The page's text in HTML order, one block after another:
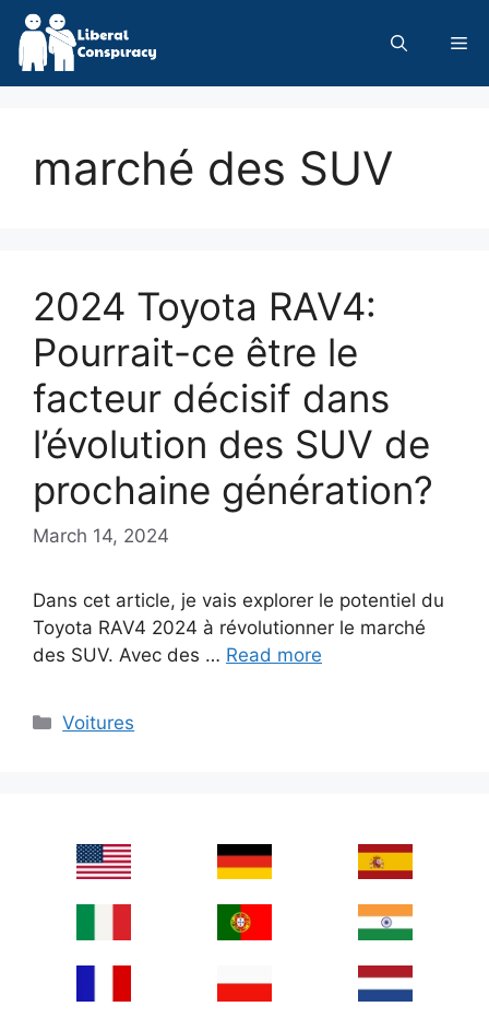
Skip
content
marché des SUV
2024 Toyota RAV4:
Pourrait-ce être le
facteur décisif dans
l’évolution des SUV de
prochaine génération?
March 14, 2024
Dans cet article, je vais explorer le potentiel du
Toyota RAV4 2024 à révolutionner le marché
des SUV. Avec des … Read more
Categories
Voitures